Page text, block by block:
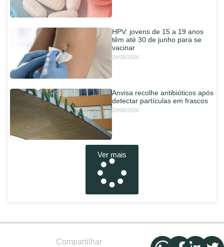
HPV: jovens de 15 a 19 anos
têm até 30 de junho para se
vacinar
24/06/2026
Anvisa recolhe antibióticos após
detectar partículas em frascos
18/06/2026
Ver mais
Compartilhar